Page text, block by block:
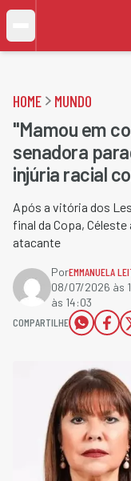
HOME MUNDO
"Mamou em
senadora
injúria racial
Após a vitória dos
final da Copa,
atacante
PorEMMANUELA
08/07/2026 às
às 14:03
COMPARTILHE